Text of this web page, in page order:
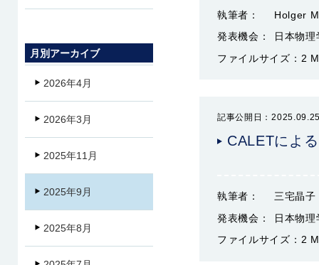
執筆者：
Holger
発表機会：
日本物
ファイルサイズ： 2
記事公開日：
CALETによ
執筆者：
三宅晶
発表機会：
日本物
ファイルサイズ： 2
月別アーカイブ
2026年4月
2026年3月
2025年11月
2025年9月
2025年8月